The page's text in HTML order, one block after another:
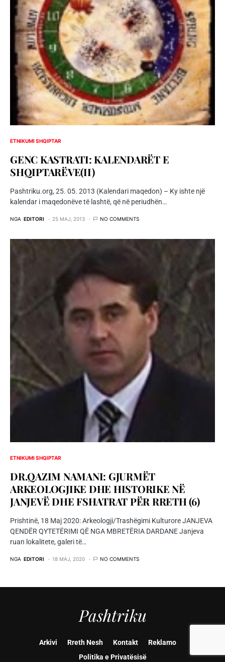
ETNIKUMI SHQIPTAR
GENC KASTRATI: KALENDARËT E
SHQIPTARËVE(II)
Pashtriku.org, 25. 05. 2013 (Kalendari maqedon) – Ky ishte një
kalendar i maqedonëve të lashtë, që në periudhën…
NGA EDITORI 25 MAJ, 2013 NO COMMENTS
ETNIKUMI SHQIPTAR
DR.QAZIM NAMANI: GJURMËT
ARKEOLOGJIKE DHE HISTORIKE NË
JANJEVË DHE FSHATRAT PËR RRETH (6)
Prishtinë, 18 Maj 2020: Arkeologji/Trashëgimi Kulturore JANJEVA
QENDËR QYTETËRIMI QË NGA MBRETËRIA DARDANE Janjeva
ruan lokalitete, galeri të…
NGA EDITORI 18 MAJ, 2020 NO COMMENTS
Pashtriku
Arkivi Rreth Nesh Kontakt
Reklamo
Politika e Privatësisë